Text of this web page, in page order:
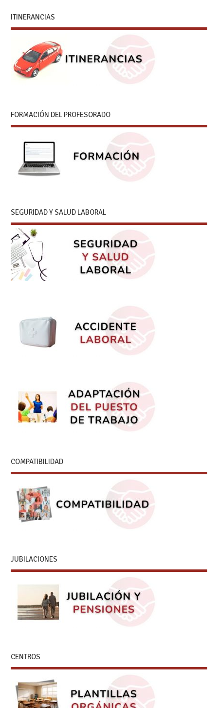
ITINERANCIAS
FORMACIÓN DEL PROFESORADO
SEGURIDAD Y SALUD LABORAL
COMPATIBILIDAD
JUBILACIONES
CENTROS